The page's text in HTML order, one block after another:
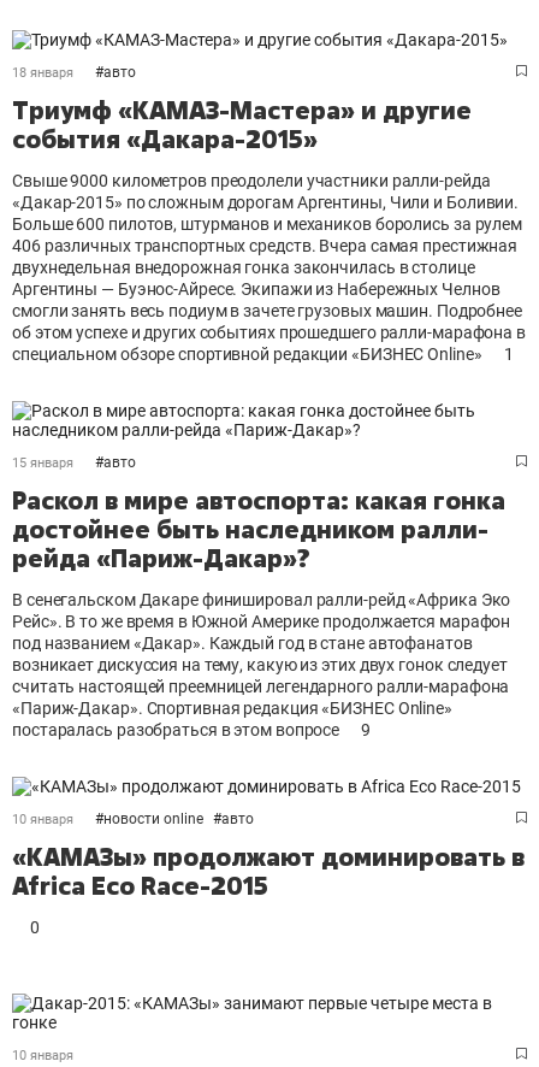
18 января #авто
Триумф «КАМАЗ-Мастера» и другие
события «Дакара-2015»
Свыше 9000 километров преодолели участники ралли-рейда
«Дакар-2015» по сложным дорогам Аргентины, Чили и Боливии.
Больше 600 пилотов, штурманов и механиков боролись за рулем
406 различных транспортных средств. Вчера самая престижная
двухнедельная внедорожная гонка закончилась в столице
Аргентины — Буэнос-Айресе. Экипажи из Набережных Челнов
смогли занять весь подиум в зачете грузовых машин. Подробнее
об этом успехе и других событиях прошедшего ралли-марафона в
специальном обзоре спортивной редакции «БИЗНЕС Online»
1
15 января #авто
Раскол в мире автоспорта: какая гонка
достойнее быть наследником ралли-
рейда «Париж-Дакар»?
В сенегальском Дакаре финишировал ралли-рейд «Африка Эко
Рейс». В то же время в Южной Америке продолжается марафон
под названием «Дакар». Каждый год в стане автофанатов
возникает дискуссия на тему, какую из этих двух гонок следует
считать настоящей преемницей легендарного ралли-марафона
«Париж-Дакар». Спортивная редакция «БИЗНЕС Online»
постаралась разобраться в этом вопросе
9
10 января #новости online #авто
«КАМАЗы» продолжают доминировать в
Africa Eco Race-2015
0
10 января